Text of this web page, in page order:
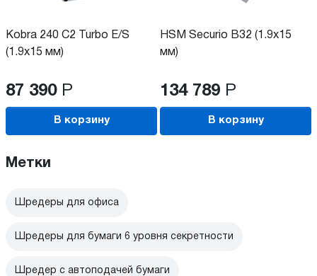
Kobra 240 C2 Turbo E/S
(1.9x15 мм)
87 390 Р
В корзину
HSM Securio B32 (1.9x15
мм)
134 789 Р
В корзину
Метки
Шредеры для офиса
Шредеры для бумаги 6 уровня секретности
Шредер с автоподачей бумаги